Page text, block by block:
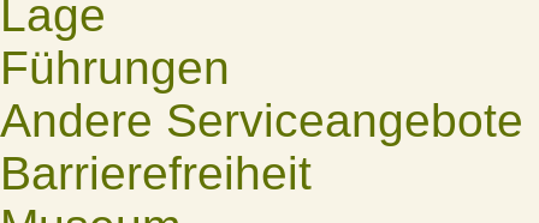
Lage
Führungen
Andere Serviceangebote
Barrierefreiheit